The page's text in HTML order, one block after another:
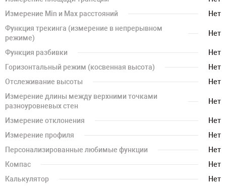
Измерение Min и Max расстояний
Нет
Функция трекинга (измерение в непрерывном
режиме)
Нет
Функция разбивки
Нет
Горизонтальный режим (косвенная высота)
Нет
Отслеживание высоты
Нет
Измерение длины между верхними точками
разноуровневых стен
Нет
Измерение отклонения
Нет
Измерение профиля
Нет
Персонализированные любимые функции
Нет
Компас
Нет
Калькулятор
Нет